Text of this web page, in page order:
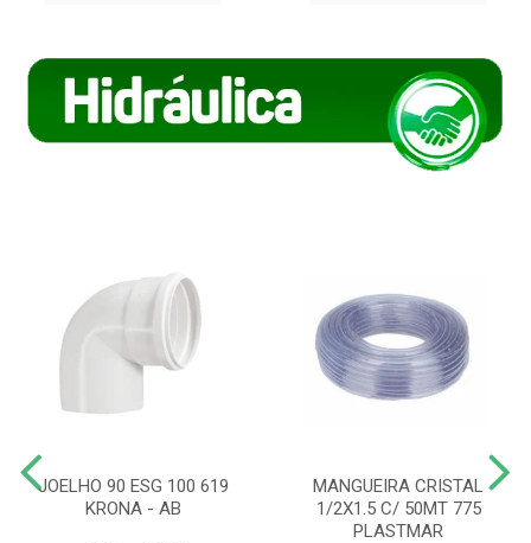
JOELHO 90 ESG 100 619
KRONA - AB
MANGUEIRA CRISTAL
1/2X1.5 C/ 50MT 775
PLASTMAR